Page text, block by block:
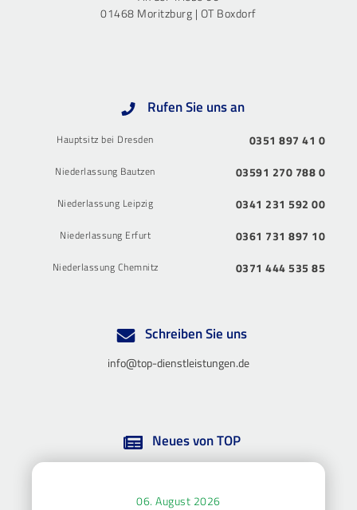
01468 Moritzburg | OT Boxdorf
Rufen Sie uns an
Hauptsitz bei Dresden 0351 897 41 0
Niederlassung Bautzen 03591 270 788 0
Niederlassung Leipzig 0341 231 592 00
Niederlassung Erfurt 0361 731 897 10
Niederlassung Chemnitz 0371 444 535 85
Schreiben Sie uns
info@top-dienstleistungen.de
Neues von TOP
06. August 2026